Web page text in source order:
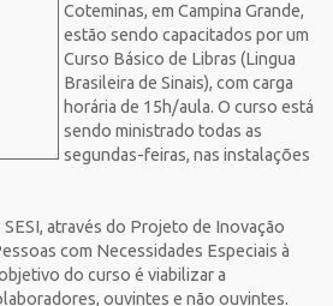
Coteminas, em Campina Grande,
estão sendo capacitados por um
Curso Básico de Libras (Lingua
Brasileira de Sinais), com carga
horária de 15h/aula. O curso está
sendo ministrado todas as
segundas-feiras, nas instalações
através do Projeto de Inovação
com Necessidades Especiais à
do curso é viabilizar a
ouvintes e não ouvintes.